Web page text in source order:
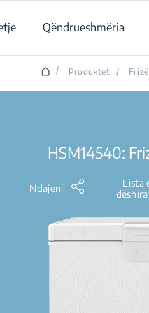
Qëndrueshmëria
/ Produktet / Frizë
HSM14540:
Ndajeni
Lista